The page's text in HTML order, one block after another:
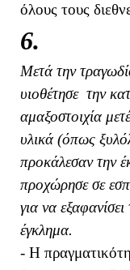
όλους τους
6.
Μετά την
υιοθέτησε την
αμαξοστοιχία
υλικά (όπως
προκάλεσαν την
προχώρησε σε
για να
έγκλημα.
- Η